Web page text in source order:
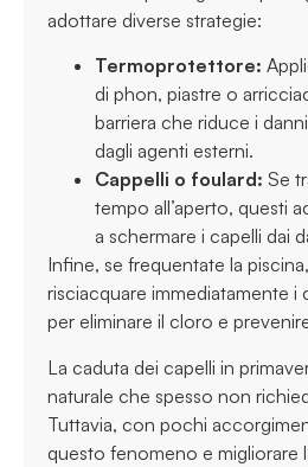
adottare diverse strategie:
Termoprotettore:
di phon, piastre o
barriera che riduce i
dagli agenti esterni.
Cappelli o foulard: Se
tempo all’aperto, questi
a schermare i capelli dai
Infine, se frequentate la
risciacquare immediatamente i
per eliminare il cloro e
La caduta dei capelli in
naturale che spesso non
Tuttavia, con pochi
questo fenomeno e migliorare